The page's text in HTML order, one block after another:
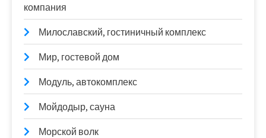
компания
Милославский, гостиничный комплекс
Мир, гостевой дом
Модуль, автокомплекс
Мойдодыр, сауна
Морской волк